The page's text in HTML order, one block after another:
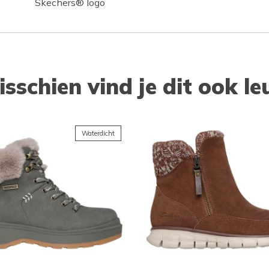
Skechers® logo
vind je dit ook
Waterdicht